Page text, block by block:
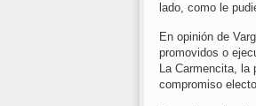
lado, como le
En opinión de
promovidos o
La Carmencita, la
compromiso